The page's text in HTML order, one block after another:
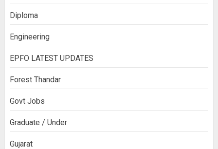
Diploma
Engineering
EPFO LATEST UPDATES
Forest Thandar
Govt Jobs
Graduate / Under
Gujarat